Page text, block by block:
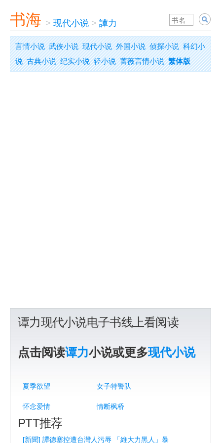
书海 > 现代小说 > 譚力
言情小说 武侠小说 现代小说 外国小说 侦探小说 科幻小
说 古典小说 纪实小说 轻小说 蔷薇言情小说 繁体版
谭力现代小说电子书线上看阅读
点击阅读谭力小说或更多现代小说
夏季欲望 女子特警队
怀念爱情 情断枫桥
PTT推荐
[新聞] 譚德塞控遭台灣人污辱 「維大力黑人」暴